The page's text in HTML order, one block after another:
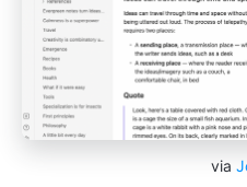
via